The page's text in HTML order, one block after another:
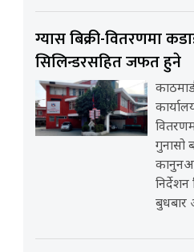
ग्यास बिक्री-वितरणमा
सिलिन्डरसहित जफत हुने
गुनासो
बुधबार